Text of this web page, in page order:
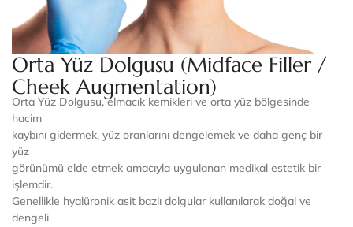
Orta Yüz Dolgusu (Midface Filler /
Cheek Augmentation)
Orta Yüz Dolgusu, elmacık kemikleri ve orta yüz bölgesinde
hacim
kaybını gidermek, yüz oranlarını dengelemek ve daha genç bir
yüz
görünümü elde etmek amacıyla uygulanan medikal estetik bir
işlemdir.
Genellikle hyalüronik asit bazlı dolgular kullanılarak doğal ve
dengeli